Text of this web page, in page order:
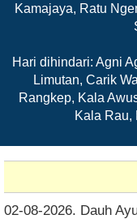
Kamajaya, Ratu
Hari dihindari: Agni
Limutan, Carik
Rangkep, Kala
Kala Rau,
02-08-2026. Dauh